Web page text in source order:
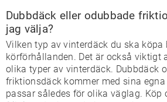
Dubbdäck eller odubbade
jag välja?
Vilken typ av vinterdäck du ska köpa
körförhållanden. Det är också viktigt
olika typer av vinterdäck. Dubbdäck
friktionsdäck kommer med sina egna
passar således för olika väglag. Köp